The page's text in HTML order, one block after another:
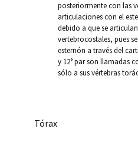
posteriormente con las
articulaciones con el
debido a que se
vertebrocostales, pues
esternón a través del
y 12° par son llamadas
sólo a sus vértebras
Tórax